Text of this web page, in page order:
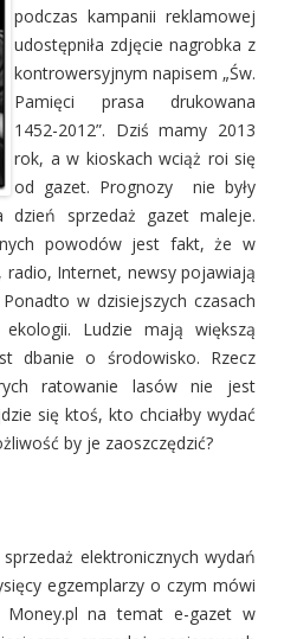
podczas kampanii reklamowej
udostępniła zdjęcie nagrobka z
kontrowersyjnym napisem „Św.
Pamięci prasa drukowana
1452-2012”. Dziś mamy 2013
rok, a w kioskach wciąż roi się
od gazet. Prognozy nie były
sprzedaż gazet maleje.
powodów jest fakt, że w
Internet, newsy pojawiają
w dzisiejszych czasach
Ludzie mają większą
dbanie o środowisko. Rzecz
ratowanie lasów nie jest
się ktoś, kto chciałby wydać
by je zaoszczędzić?
elektronicznych wydań
egzemplarzy o czym mówi
Money.pl na temat e-gazet w